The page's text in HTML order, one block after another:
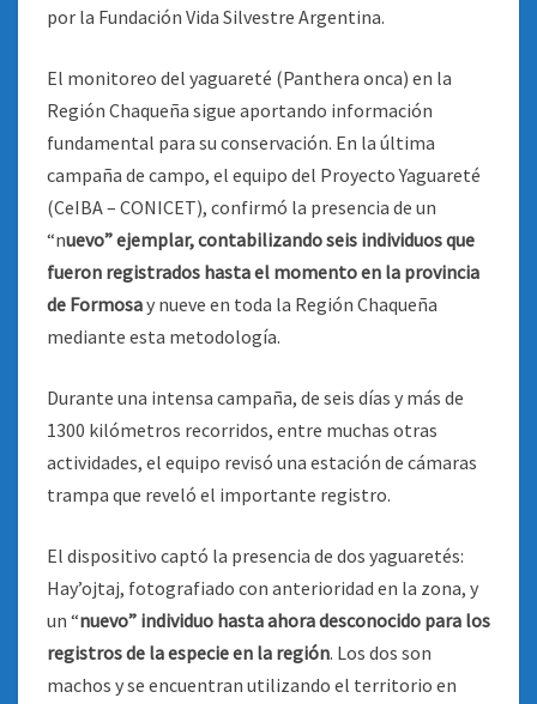
por la Fundación Vida Silvestre Argentina.
El monitoreo del yaguareté (Panthera onca) en la
Región Chaqueña sigue aportando información
fundamental para su conservación. En la última
campaña de campo, el equipo del Proyecto Yaguareté
(CeIBA – CONICET), confirmó la presencia de un
“nuevo” ejemplar, contabilizando seis individuos que
fueron registrados hasta el momento en la provincia
de Formosay nueve en toda la Región Chaqueña
mediante esta metodología.
Durante una intensa campaña, de seis días y más de
1300 kilómetros recorridos, entre muchas otras
actividades, el equipo revisó una estación de cámaras
trampa que reveló el importante registro.
El dispositivo captó la presencia de dos yaguaretés:
Hay’ojtaj, fotografiado con anterioridad en la zona, y
un “nuevo” individuo hasta ahora desconocido para los
registros de la especie en la región. Los dos son
machos y se encuentran utilizando el territorio en